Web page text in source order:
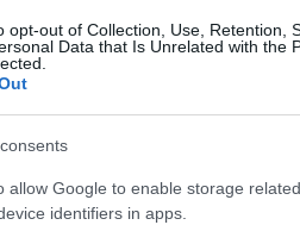
opt-out of Collection, Use, Retention,
Data that Is Unrelated with the
allow Google to enable storage
identifiers in apps.
que tiveram grande
com os projetos DeFi
algumas das criptomoedas